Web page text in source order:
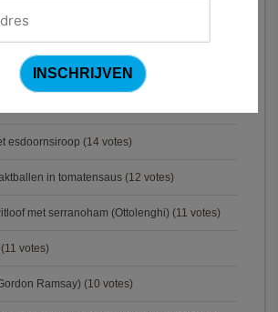
en linzen (Jamie Oliver)
(Antonio Carluccio)
mosterdsaus met prei en spek (Colruyt)
esdoornsiroop (14 votes)
in tomatensaus (12 votes)
met serranoham (Ottolenghi) (11 votes)
(11 votes)
Ramsay) (10 votes)